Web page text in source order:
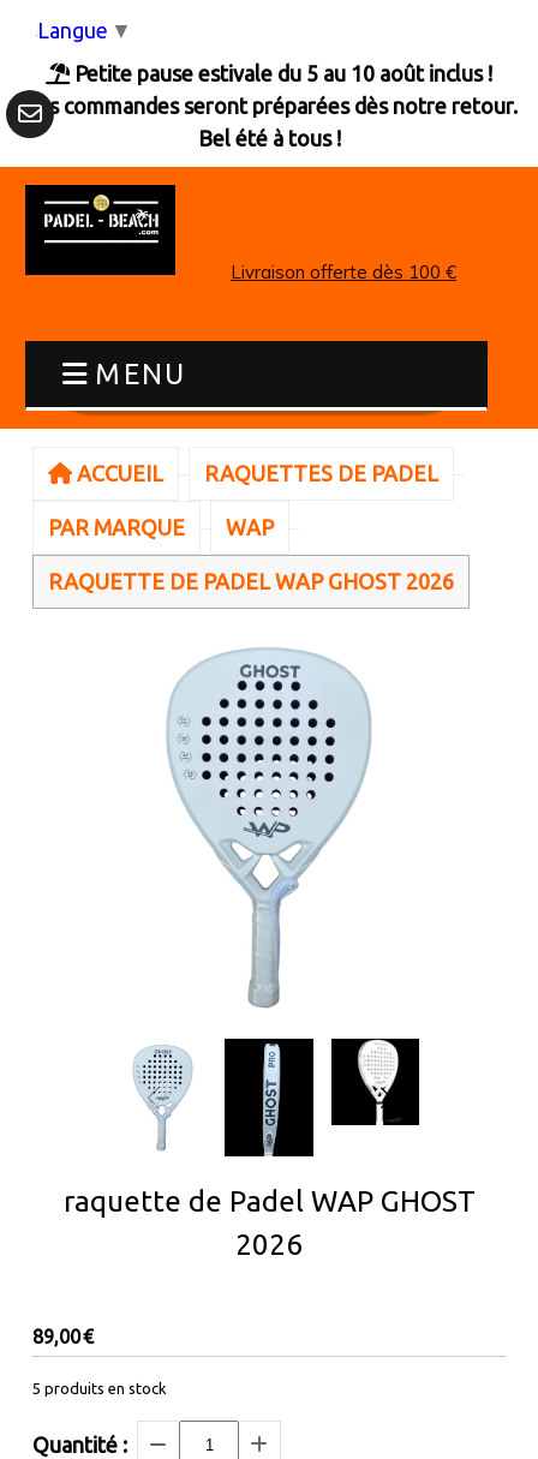
 Petite pause estivale du 5 au 10 août inclus !
Les commandes seront préparées dès notre retour.
Bel été à tous !
Livraison offerte dès 100 €
MENU
ACCUEIL RAQUETTES DE PADEL
PAR MARQUE WAP
RAQUETTE DE PADEL WAP GHOST 2026
raquette de Padel WAP GHOST
2026
89,00€
5 produits en stock
Quantité :
Langue ▼